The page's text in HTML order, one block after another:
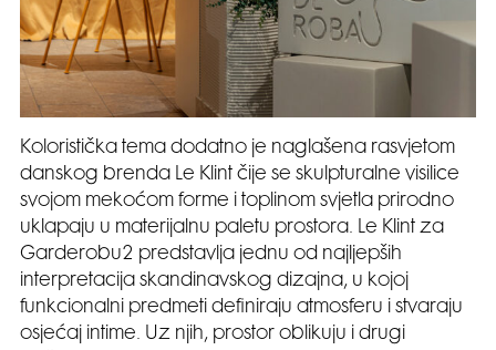
Koloristička tema dodatno je naglašena rasvjetom
danskog brenda Le Klint čije se skulpturalne visilice
svojom mekoćom forme i toplinom svjetla prirodno
uklapaju u materijalnu paletu prostora. Le Klint za
Garderobu2 predstavlja jednu od najljepših
interpretacija skandinavskog dizajna, u kojoj
funkcionalni predmeti definiraju atmosferu i stvaraju
osjećaj intime. Uz njih, prostor oblikuju i drugi